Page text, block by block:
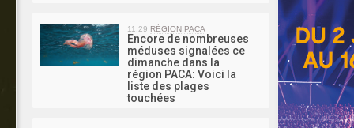
11:29 RÉGION PACA
Encore de nombreuses
méduses signalées ce
dimanche dans la
région PACA: Voici la
liste des plages
touchées